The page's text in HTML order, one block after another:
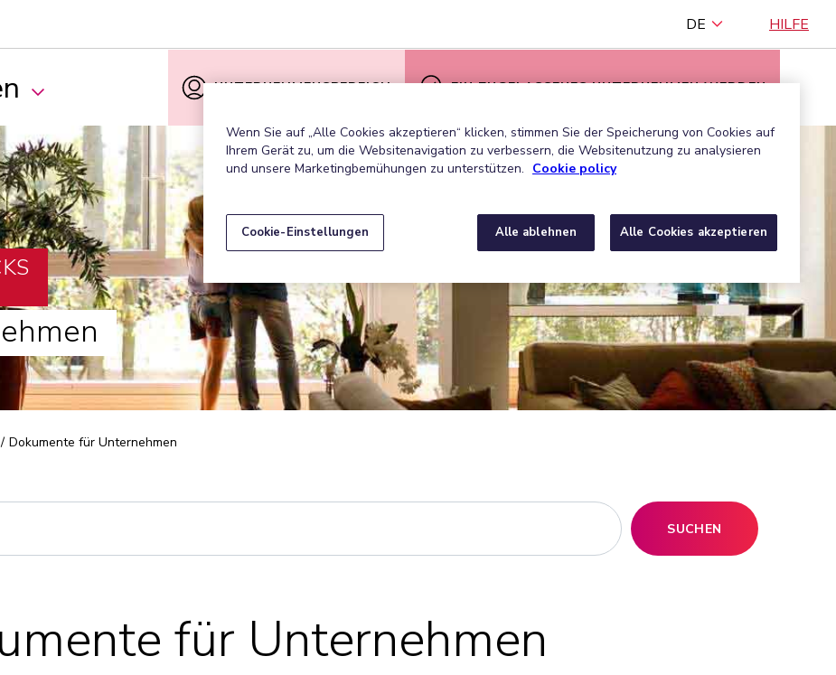
DE HILFE
UNTERNEHMENSBEREICH EIN ZUGELASSENES UNTERNEHMEN WERDEN
Dokumente für Unternehmen
SUCHEN
für Unternehmen
Wenn Sie auf „Alle Cookies akzeptieren“ klicken, stimmen Sie der Speicherung von Cookies auf
Ihrem Gerät zu, um die Websitenavigation zu verbessern, die Websitenutzung zu analysieren
und unsere Marketingbemühungen zu unterstützen. Cookie policy
Alle ablehnen Alle Cookies akzeptieren
Cookie-Einstellungen